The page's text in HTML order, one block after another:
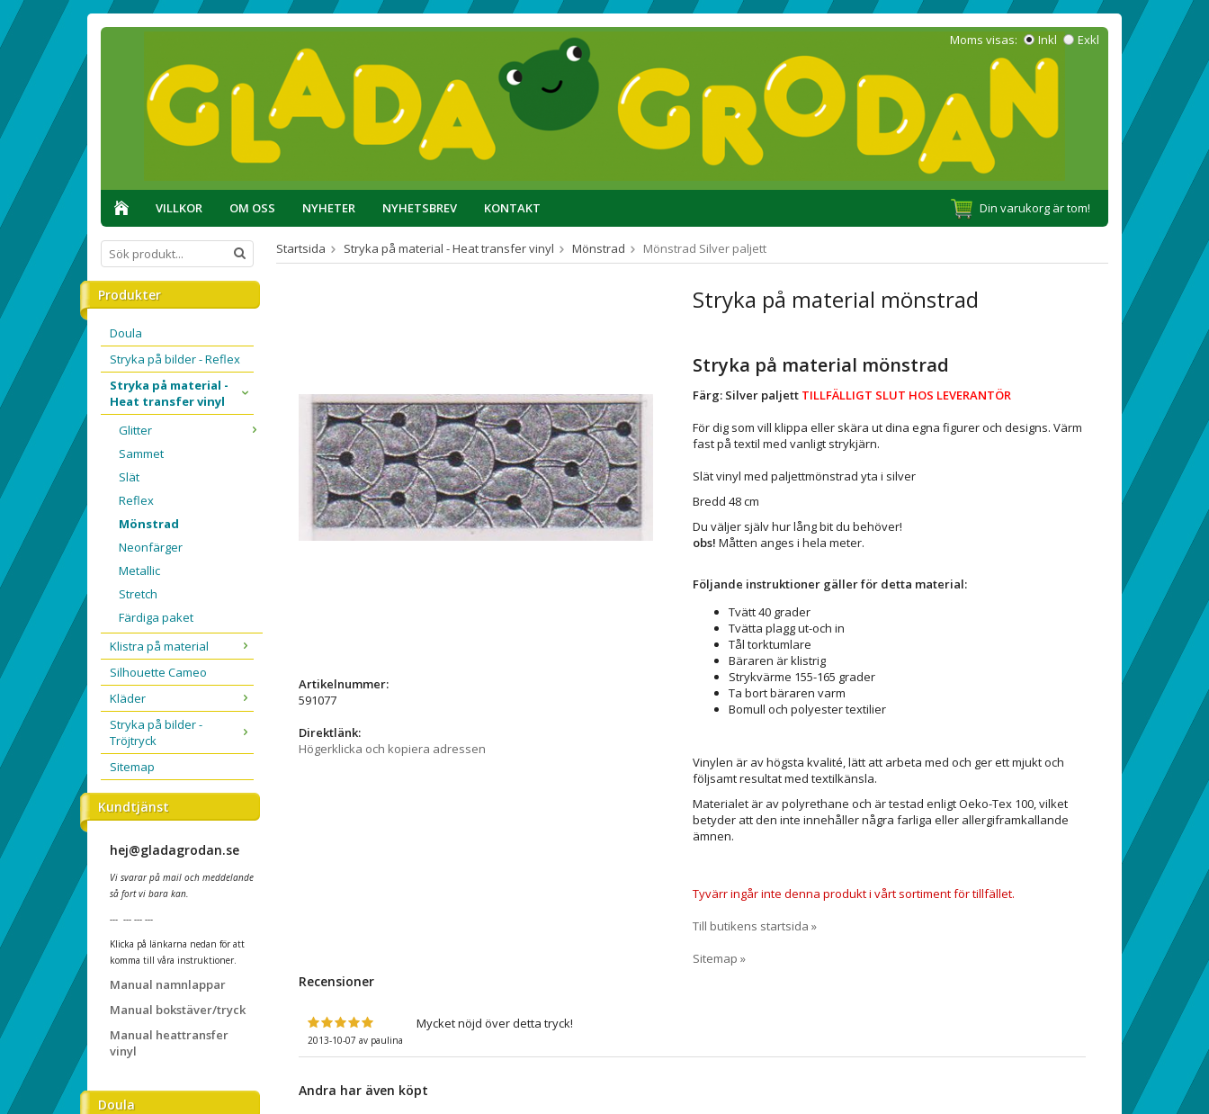
Moms visas: Inkl Exkl
VILLKOR OM OSS NYHETER NYHETSBREV KONTAKT Din varukorg är tom!
Produkter
Doula
Stryka på bilder - Reflex
Stryka på material -
Heat transfer vinyl
Glitter
Sammet
Slät
Reflex
Mönstrad
Neonfärger
Metallic
Stretch
Färdiga paket
Klistra på material
Silhouette Cameo
Kläder
Stryka på bilder -
Tröjtryck
Sitemap
Kundtjänst
hej@gladagrodan.se
Vi svarar på mail och meddelande
så fort vi bara kan.
--- --- --- ---
Klicka på länkarna nedan för att
komma till våra instruktioner.
Manual namnlappar
Manual bokstäver/tryck
Manual heattransfer
vinyl
Doula
Startsida Stryka på material - Heat transfer vinyl Mönstrad Mönstrad Silver paljett
Stryka på material mönstrad
Stryka på material mönstrad
Färg: Silver paljett TILLFÄLLIGT SLUT HOS LEVERANTÖR
För dig som vill klippa eller skära ut dina egna figurer och designs. Värm
fast på textil med vanligt strykjärn.
Slät vinyl med paljettmönstrad yta i silver
Bredd 48 cm
Du väljer själv hur lång bit du behöver!
obs! Måtten anges i hela meter.
Följande instruktioner gäller för detta material:
Tvätt 40 grader
Tvätta plagg ut-och in
Tål torktumlare
Bäraren är klistrig
Strykvärme 155-165 grader
Ta bort bäraren varm
Bomull och polyester textilier
Vinylen är av högsta kvalité, lätt att arbeta med och ger ett mjukt och
följsamt resultat med textilkänsla.
Materialet är av polyrethane och är testad enligt Oeko-Tex 100, vilket
betyder att den inte innehåller några farliga eller allergiframkallande
ämnen.
Tyvärr ingår inte denna produkt i vårt sortiment för tillfället.
Till butikens startsida »
Sitemap »
Artikelnummer:
591077
Direktlänk:
Högerklicka och kopiera adressen
Recensioner
2013-10-07 av paulina
Mycket nöjd över detta tryck!
Andra har även köpt